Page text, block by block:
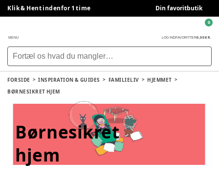
Klik & Hent indenfor 1 time Din favoritbutik
MENU LOG INDFAVORITTER0,00 KR.
0
FORSIDE INSPIRATION & GUIDES FAMILIELIV
HJEMMET
BØRNESIKRET HJEM
Børnesikret
hjem